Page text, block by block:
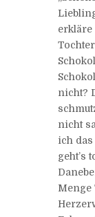
nicht?
nicht
ich
geht’s